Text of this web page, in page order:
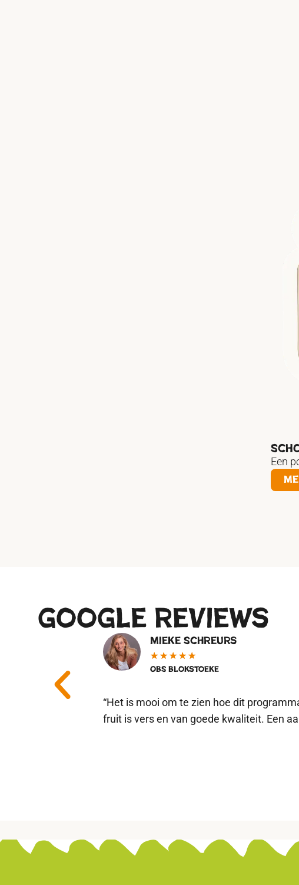
Een
google reviews
Mieke Schreurs
★ ★ ★ ★ ★
OBS Blokstoeke
“Het is mooi om te zien hoe dit
fruit is vers en van goede kwaliteit. Een